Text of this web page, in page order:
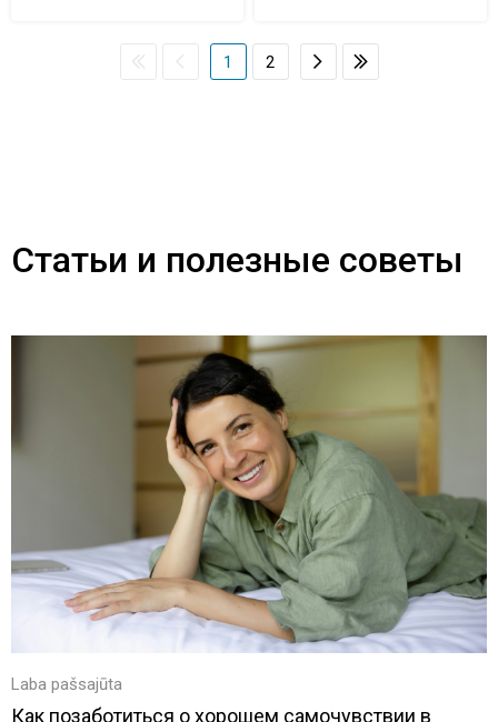
1 2
Статьи и полезные советы
Laba pašsajūta
Как позаботиться о хорошем самочувствии в